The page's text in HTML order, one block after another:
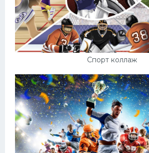
Спорт коллаж